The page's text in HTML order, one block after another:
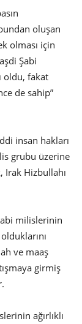
oluşan
olması için
Şabi
oldu, fakat
de sahip”
insan hakları
grubu üzerine
Irak Hizbullahı
milislerinin
ve maaş
girmiş
ağırlıklı